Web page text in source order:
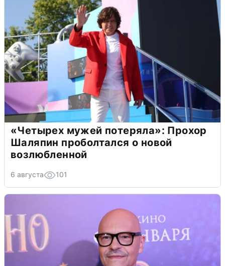
«Четырех мужей потеряла»: Прохор
Шаляпин проболтался о новой
возлюбленной
6 августа 101